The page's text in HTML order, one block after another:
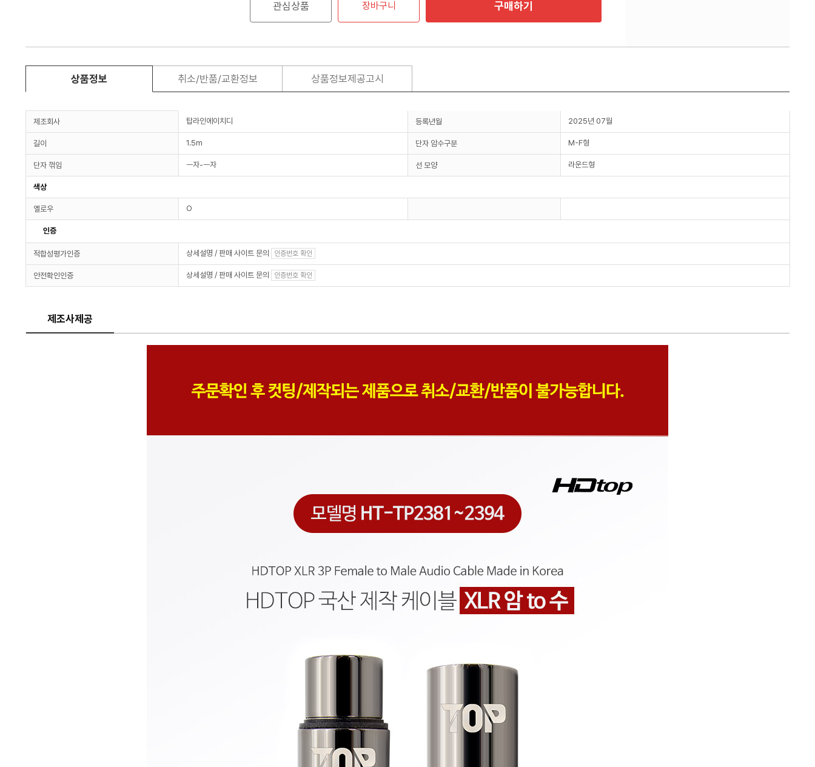
관심상품 장바구니 구매하기
상품정보 취소/반품/교환정보 상품정보제공고시
제조회사 탑라인에이치디 등록년월 2025년 07월
길이 1.5m 단자 암수구분 M-F형
단자 꺾임 ㅡ자-ㅡ자 선 모양 라운드형
색상
옐로우 O
인증
적합성평가인증 상세설명 / 판매 사이트 문의 인증번호 확인
안전확인인증 상세설명 / 판매 사이트 문의 인증번호 확인
제조사제공